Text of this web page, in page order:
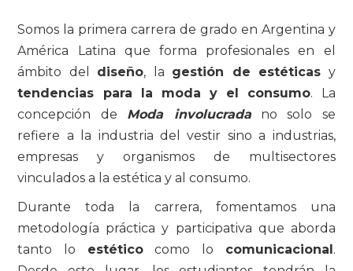
Somos la primera carrera de grado en Argentina y
América Latina que forma profesionales en el
ámbito del diseño, la gestión de estéticas y
tendencias para la moda y el consumo. La
concepción de Moda involucradano solo se
refiere a la industria del vestir sino a industrias,
empresas y organismos de multisectores
vinculados a la estética y al consumo.
Durante toda la carrera, fomentamos una
metodología práctica y participativa que aborda
tanto lo estéticocomo lo comunicacional .